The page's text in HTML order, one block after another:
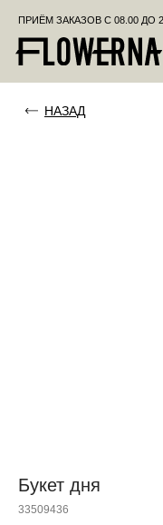
ПРИЁМ ЗАКАЗОВ С 08.00 ДО 22.00
Букет дня
33509436